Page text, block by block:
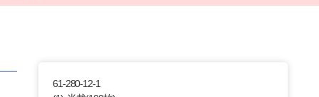
61-280-12-1